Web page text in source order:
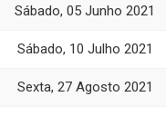
Sábado, 05 Junho 2021
Sábado, 10 Julho 2021
Sexta, 27 Agosto 2021